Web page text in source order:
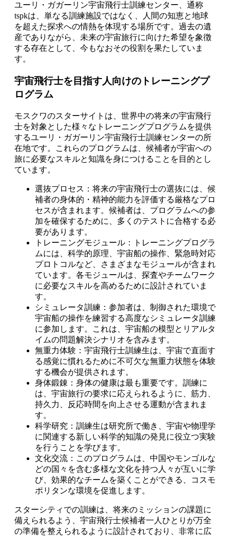
ユーリ・ガガーリン宇宙飛行士訓練センター、通称
tspkは、単なる訓練施設ではなく、人間の知恵と地球
を超えた探求への情熱を体現する場所です。過去の遺
産でありながら、未来の宇宙旅行に向けた希望を象徴
する存在として、今もなおその役割を果たしていま
す。
宇宙飛行士を目指す人向けのトレーニングプ
ログラム
モスクワのスターサイトは、世界中の将来の宇宙飛行
士を対象とした様々なトレーニングプログラムを提供
するユーリ・ガガーリン宇宙飛行士訓練センターの所
在地です。これらのプログラムは、候補者が宇宙への
旅に必要なスキルと知識を身につけることを目的とし
ています。
選抜プロセス：将来の宇宙飛行士の選抜には、候
補者の身体的・精神的能力を評価する厳格なプロ
セスが含まれます。候補者は、プログラムへの参
加を確保するために、多くのテストに合格する必
要があります。
トレーニングモジュール：トレーニングプログラ
ムには、科学的原理、宇宙船の操作、緊急時対応
プロトコルなど、さまざまなモジュールが含まれ
ています。各モジュールは、探査やチームワーク
に必要なスキルを高めるために設計されていま
す。
シミュレータ訓練：参加者は、制御された環境で
宇宙船の操作を練習する高度なシミュレータ訓練
に参加します。これは、宇宙船の模型とリアルタ
イムの問題解決シナリオを含みます。
無重力体験：宇宙飛行士訓練生は、宇宙で直面す
る感覚に慣れるために不可欠な無重力状態を体験
する機会が提供されます。
身体鍛錬：身体の健康は最も重要です。訓練に
は、宇宙旅行の要求に応えられるように、筋力、
持久力、反応時間を向上させる運動が含まれま
す。
科学研究：訓練生は研究所で働き、宇宙や物理学
に関連する新しい科学的知識の発見に役立つ実験
を行うことを学びます。
文化交流：このプログラムは、中国やモンゴルな
どの国々を含む多様な文化を持つ人々が互いに学
び、効果的なチームを築くことができる、コスモ
ポリタンな環境を促進します。
スターシティでの訓練は、将来のミッションの課題に
備えられるよう、宇宙飛行士候補者一人ひとりが万全
の準備を整えられるように設計されており、非常に広